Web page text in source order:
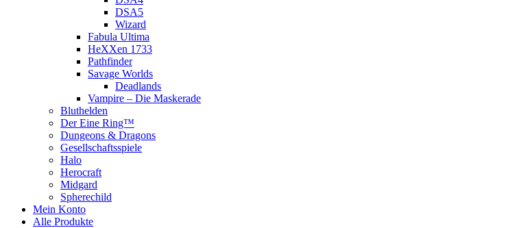
DSA5
Wizard
Fabula Ultima
HeXXen 1733
Pathfinder
Savage Worlds
Deadlands
Vampire – Die Maskerade
Bluthelden
Der Eine Ring™
Dungeons & Dragons
Gesellschaftsspiele
Halo
Herocraft
Midgard
Spherechild
Mein Konto
Alle Produkte